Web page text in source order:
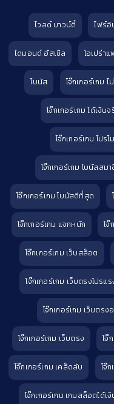
ไวลด์ บาวน์ตี้ ไฟร์อิ
ไดมอนด์ ฮัสเซิล โอเปร่า
โบนัส โจ๊กเกอร์เกม ไ
โจ๊กเกอร์เกม ได้เงินจ
โจ๊กเกอร์เกม โปรโ
โจ๊กเกอร์เกม โบนัสสม
โจ๊กเกอร์เกม โบนัสดีที่สุด
โจ๊กเกอร์เกม แจกหนัก โจ๊
โจ๊กเกอร์เกม เว็บสล็อต
โจ๊กเกอร์เกม เว็บตรงโปรแร
โจ๊กเกอร์เกม เว็บตรง
โจ๊กเกอร์เกม เว็บตรง โจ๊
โจ๊กเกอร์เกม เคล็ดลับ โจ๊
โจ๊กเกอร์เกม เกมสล็อตได้เ